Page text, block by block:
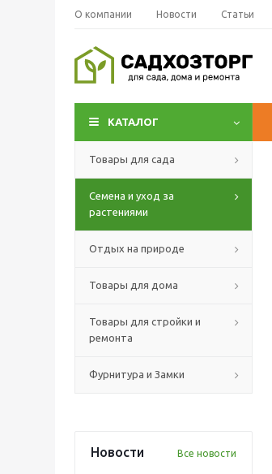
О компании Новости Статьи
КАТАЛОГ
Товары для сада
Семена и уход за
растениями
Отдых на природе
Товары для дома
Товары для стройки и
ремонта
Фурнитура и Замки
Новости Все новости